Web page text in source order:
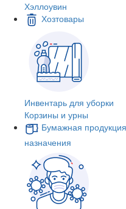
Хэллоувин
Хозтовары
Инвентарь для уборки
Корзины и урны
Бумажная
назначения